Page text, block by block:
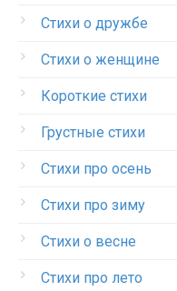
Стихи о дружбе
Стихи о женщине
Короткие стихи
Грустные стихи
Стихи про осень
Стихи про зиму
Стихи о весне
Стихи про лето